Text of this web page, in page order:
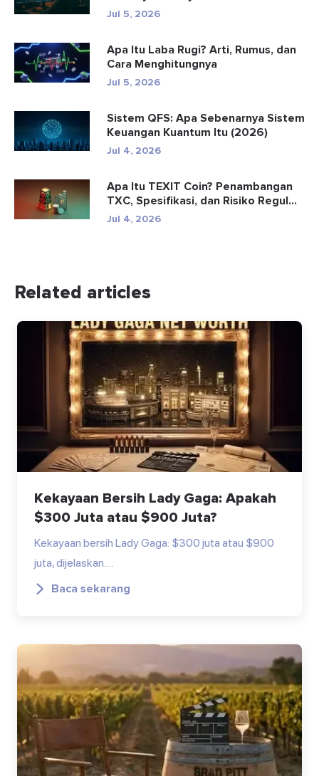
Jul 5, 2026
Apa Itu Laba Rugi? Arti, Rumus, dan
Cara Menghitungnya
Jul 5, 2026
Sistem QFS: Apa Sebenarnya Sistem
Keuangan Kuantum Itu (2026)
Jul 4, 2026
Apa Itu TEXIT Coin? Penambangan
TXC, Spesifikasi, dan Risiko Regul...
Jul 4, 2026
Related articles
Kekayaan Bersih Lady Gaga: Apakah
$300 Juta atau $900 Juta?
Kekayaan bersih Lady Gaga: $300 juta atau $900
juta, dijelaskan.…
Baca sekarang